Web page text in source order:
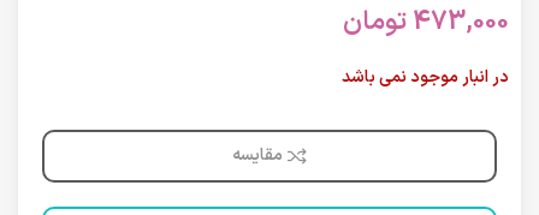
473,000تومان
در انبار موجود نمی باشد
مقایسه